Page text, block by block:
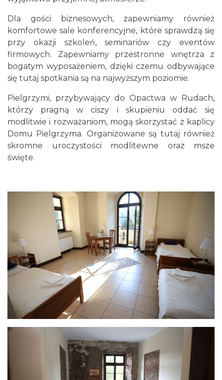
Dla gości biznesowych, zapewniamy również
komfortowe sale konferencyjne, które sprawdzą się
przy okazji szkoleń, seminariów czy eventów
firmowych. Zapewniamy przestronne wnętrza z
bogatym wyposażeniem, dzięki czemu odbywające
się tutaj spotkania są na najwyższym poziomie.
Pielgrzymi, przybywający do Opactwa w Rudach,
którzy pragną w ciszy i skupieniu oddać się
modlitwie i rozważaniom, mogą skorzystać z kaplicy
Domu Pielgrzyma. Organizowane są tutaj również
skromne uroczystości modlitewne oraz msze
święte.